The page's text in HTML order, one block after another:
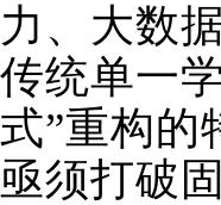
力、大数
传统单一
式”重构的
亟须打破